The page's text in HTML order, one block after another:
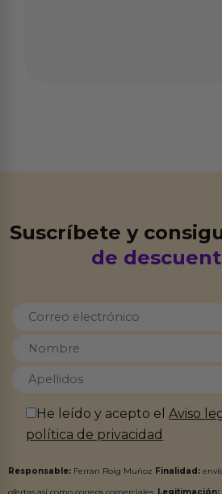
Suscríbete y
de
He leído y acepto elAviso
política de privacidad
Responsable: Ferran Roig Muñoz Finalidad: